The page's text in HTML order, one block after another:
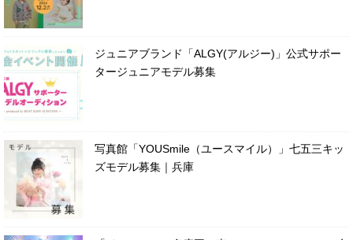
ジュニアブランド「ALGY(アルジー)」公式サポー
タージュニアモデル募集
写真館「YOUSmile（ユースマイル）」七五三キッ
ズモデル募集｜兵庫